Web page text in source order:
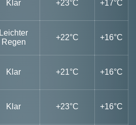
Klar +23°C +17°C
Leichter
Regen
+22°C +16°C
Klar +21°C +16°C
Klar +23°C +16°C